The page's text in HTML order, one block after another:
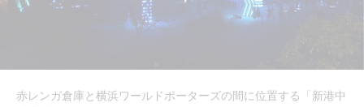
赤レンガ倉庫と横浜ワールドポーターズの間に位置する「新港中